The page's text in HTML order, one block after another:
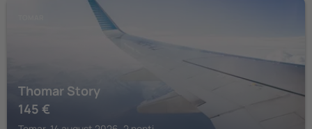
Thomar Story
145 €